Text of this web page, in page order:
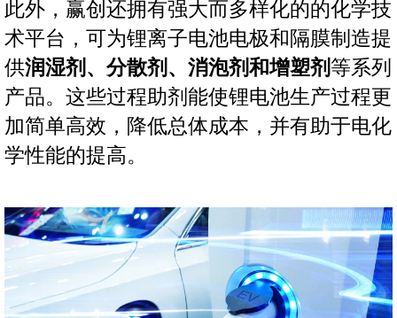
此外，赢创还拥有强大而多样化的的化学技
术平台，可为锂离子电池电极和隔膜制造提
供润湿剂、分散剂、消泡剂和增塑剂等系列
产品。这些过程助剂能使锂电池生产过程更
加简单高效，降低总体成本，并有助于电化
学性能的提高。